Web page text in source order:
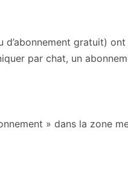
gratuit)
par chat, un
» dans la zone